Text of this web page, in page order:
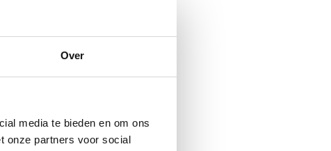
Over
media te bieden en om ons
onze partners voor social